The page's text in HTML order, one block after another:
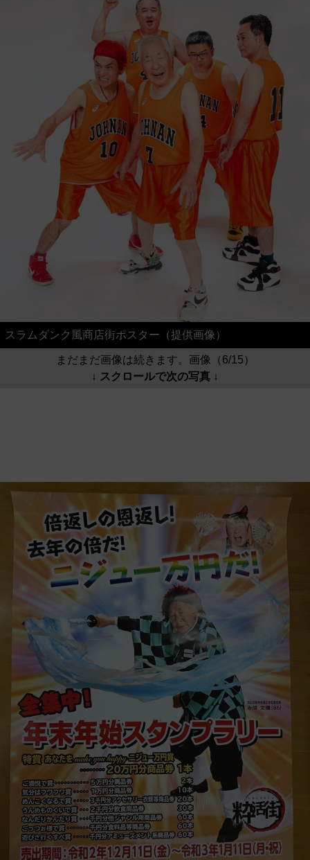
スラムダンク風商店街ポスター（提供画像）
まだまだ画像は続きます。画像（6/15）
↓ スクロールで次の写真 ↓